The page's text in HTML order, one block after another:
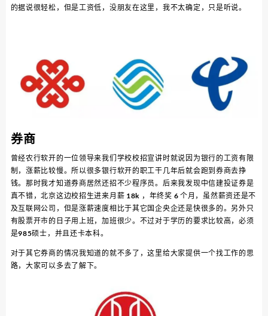
的据说很轻松，但是工资低，没朋友在这里，我不太确定，只是听说。
券商
曾经农行软开的一位领导来我们学校校招宣讲时就说因为银行的工资有限
制，涨薪比较慢。所以很多银行软开的职工干几年后就会跑到券商去挣
钱。那时我才知道券商居然还招不少程序员。后来我发现中信建投证券是
真不错，北京这边校招生进来月薪 18k ，年终奖 6 个月，虽然薪资还是不
及互联网公司，但是涨薪速度相比于其它国企央企还是快很多的。另外只
有股票开市的日子用上班，加班很少。不过对于学历的要求比较高，必须
是985硕士，并且还卡本科。
对于其它券商的情况我知道的就不多了，这里给大家提供一个找工作的思
路，大家可以多去了解下。